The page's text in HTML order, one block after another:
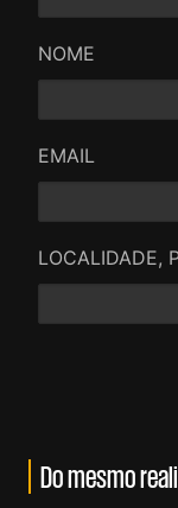
NOME
EMAIL
LOCALIDADE,
Do mesmo